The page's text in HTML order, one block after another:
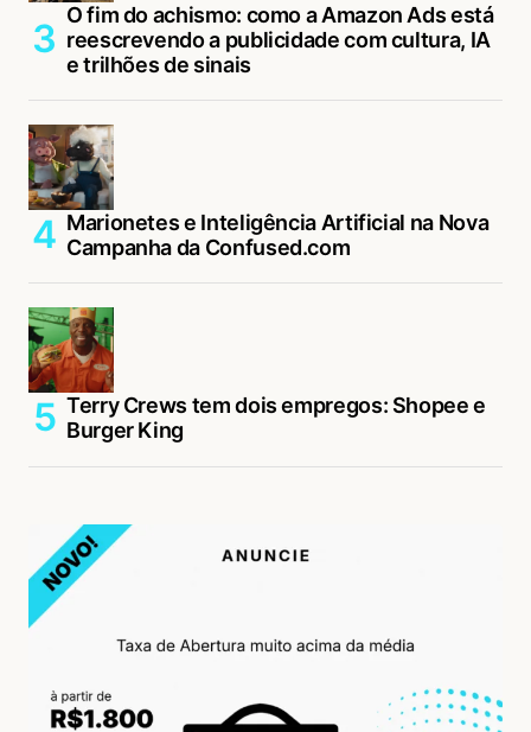
O fim do achismo: como a Amazon Ads está
reescrevendo a publicidade com cultura, IA
e trilhões de sinais
Marionetes e Inteligência Artificial na Nova
Campanha da Confused.com
Terry Crews tem dois empregos: Shopee e
Burger King